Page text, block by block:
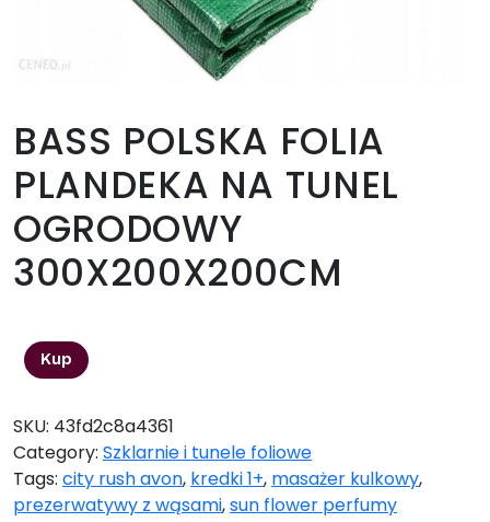
BASS POLSKA FOLIA
PLANDEKA NA TUNEL
OGRODOWY
300X200X200CM
Kup
SKU: 43fd2c8a4361
Category: Szklarnie i tunele foliowe
Tags: city rush avon, kredki 1+, masażer kulkowy,
prezerwatywy z wąsami,sun flower perfumy